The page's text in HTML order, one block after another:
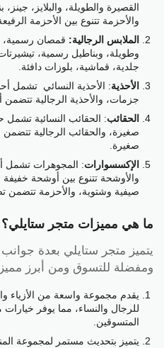
القصيرة والطويلة، والبلايز،
والأحزمة تتنوع بين الأحزمة
الملابس الرجالية: قمصان رسمية،
وطويلة، وبناطيل رسمية،
جلدية، قماشية، بلوزات دافئة.
الأحذية: الأحذية النسائي تشمل
جزمات، والأحذية الرجالية
الحقائب: الحقائب النسائية
صغيرة، والحقائب الرجالية
صغيرة.
الإكسسوارات: المجوهرات تشمل
والأوشحة تتنوع بين أوشحة
صيفية وشتوية، والأحزمة تتضمن
ما هي مميزات متجر ستايلي؟
يتميز متجر ستايلي بعدة
ومفضلة للتسوق ومن أبرز
يقدم مجموعة واسعة من الأزياء
للرجال والنساء، مما يوفر خيارات
المتسوقين.
يتميز بتحديث مستمر لمجموعة